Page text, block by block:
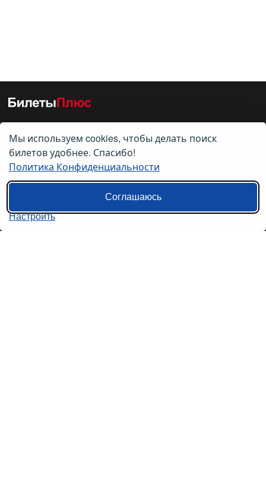
О нас
О компании
Контакты
Пользовательское соглашение
Мы используем cookies, чтобы делать поиск
билетов удобнее. Спасибо!
Политика Конфиденциальности
Соглашаюсь
Настроить